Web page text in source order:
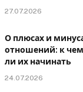
27.07.2026
О плюсах и
отношений: к
ли их начинать
24.07.2026